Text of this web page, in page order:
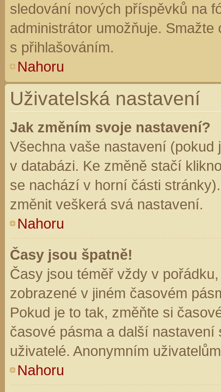
sledování nových příspěvků na
administrátor umožňuje.
s přihlašováním.
Nahoru
Uživatelská nastavení
Jak změním svoje nastavení?
Všechna vaše nastavení (pokud
v databázi. Ke změně stačí
se nachází v horní části
změnit veškerá svá nastavení.
Nahoru
Časy jsou špatně!
Časy jsou téměř vždy v
zobrazené v jiném časovém
Pokud je to tak, změňte si
časové pásma a další
uživatelé. Anonymním
Nahoru